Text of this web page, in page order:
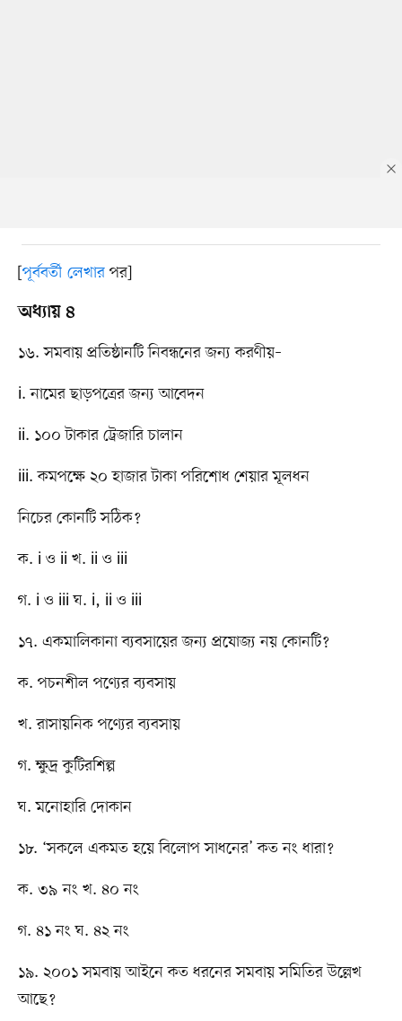
[পূর্ববর্তী লেখারপর]
অধ্যায় ৪
১৬. সমবায় প্রতিষ্ঠানটি নিবন্ধনের জন্য করণীয়–
i. নামের ছাড়পত্রের জন্য আবেদন
ii. ১০০ টাকার ট্রেজারি চালান
iii. কমপক্ষে ২০ হাজার টাকা পরিশোধ শেয়ার মূলধন
নিচের কোনটি সঠিক?
ক. i ও ii খ. ii ও iii
গ. i ও iii ঘ. i, ii ও iii
১৭. একমালিকানা ব্যবসায়ের জন্য প্রযোজ্য নয় কোনটি?
ক. পচনশীল পণ্যের ব্যবসায়
খ. রাসায়নিক পণ্যের ব্যবসায়
গ. ক্ষুদ্র কুটিরশিল্প
ঘ. মনোহারি দোকান
১৮. ‘সকলে একমত হয়ে বিলোপ সাধনের’ কত নং ধারা?
ক. ৩৯ নং খ. ৪০ নং
গ. ৪১ নং ঘ. ৪২ নং
১৯. ২০০১ সমবায় আইনে কত ধরনের সমবায় সমিতির উল্লেখ
আছে?